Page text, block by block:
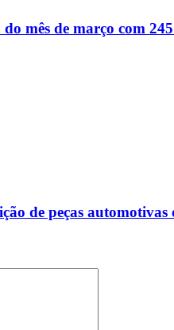
mês de março com
de peças